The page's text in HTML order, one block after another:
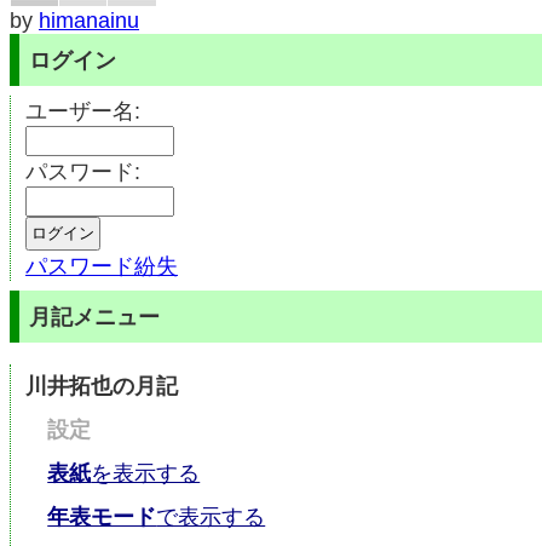
by himanainu
ログイン
ユーザー名:
パスワード:
パスワード紛失
月記メニュー
川井拓也の月記
設定
表紙を表示する
年表モードで表示する